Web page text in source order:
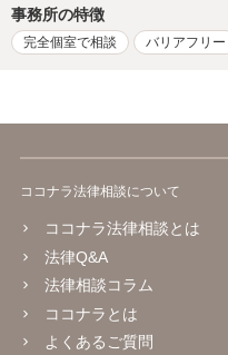
事務所の特徴
完全個室で相談 バリアフリー
ココナラ法律相談について
ココナラ法律相談とは
法律Q&A
法律相談コラム
ココナラとは
よくあるご質問